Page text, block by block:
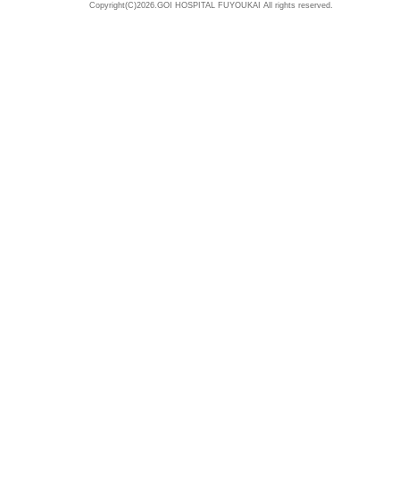
Copyright(C)2026.GOI HOSPITAL FUYOUKAI All rights reserved.